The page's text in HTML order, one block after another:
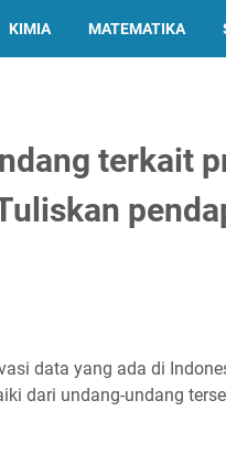
KIMIA MATEMATIKA
terkait
data yang ada di
dari undang-undang